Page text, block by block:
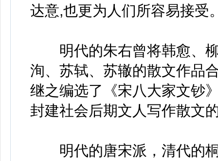
达意,也更为人们所容易接受
明代的朱右曾将韩愈、柳
洵、苏轼、苏辙的散文作品
继之编选了《宋八大家文钞
封建社会后期文人写作散文
明代的唐宋派，清代的桐